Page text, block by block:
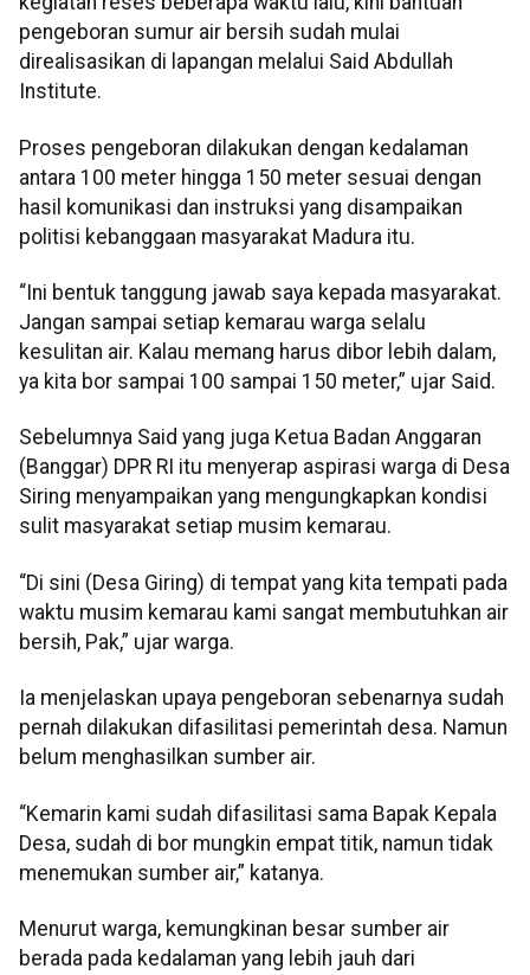
pengeboran sumur air bersih sudah mulai
direalisasikan di lapangan melalui Said Abdullah
Institute.
Proses pengeboran dilakukan dengan kedalaman
antara 100 meter hingga 150 meter sesuai dengan
hasil komunikasi dan instruksi yang disampaikan
politisi kebanggaan masyarakat Madura itu.
“Ini bentuk tanggung jawab saya kepada masyarakat.
Jangan sampai setiap kemarau warga selalu
kesulitan air. Kalau memang harus dibor lebih dalam,
ya kita bor sampai 100 sampai 150 meter,” ujar Said.
Sebelumnya Said yang juga Ketua Badan Anggaran
(Banggar) DPR RI itu menyerap aspirasi warga di Desa
Siring menyampaikan yang mengungkapkan kondisi
sulit masyarakat setiap musim kemarau.
“Di sini (Desa Giring) di tempat yang kita tempati pada
waktu musim kemarau kami sangat membutuhkan air
bersih, Pak,” ujar warga.
Ia menjelaskan upaya pengeboran sebenarnya sudah
pernah dilakukan difasilitasi pemerintah desa. Namun
belum menghasilkan sumber air.
“Kemarin kami sudah difasilitasi sama Bapak Kepala
Desa, sudah di bor mungkin empat titik, namun tidak
menemukan sumber air,” katanya.
Menurut warga, kemungkinan besar sumber air
berada pada kedalaman yang lebih jauh dari